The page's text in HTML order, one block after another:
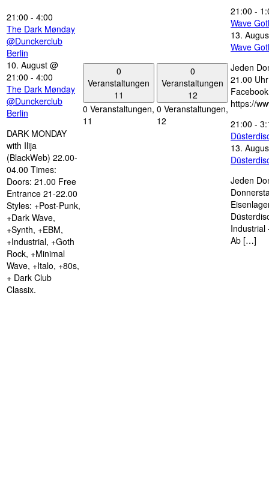
21:00 - 4:00
The Dark Mønday
@Dunckerclub
Berlin
10. August @
21:00 - 4:00
The Dark Mønday
@Dunckerclub
Berlin
DARK MONDAY
with Ilija
(BlackWeb) 22.00-
04.00 Times:
Doors: 21.00 Free
Entrance 21-22.00
Styles: +Post-Punk,
+Dark Wave,
+Synth, +EBM,
+Industrial, +Goth
Rock, +Minimal
Wave, +Italo, +80s,
+ Dark Club
Classix.
0
Veranstaltungen
11
0 Veranstaltungen,
11
0
Veranstaltungen
12
0 Veranstaltungen,
12
21:00 -
Wave
13.
Wave
Jeden
21.00
https://
21:00 -
13.
Jeden
Industrial
Ab […]